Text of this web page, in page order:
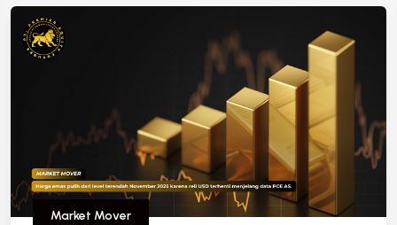
Market Mover